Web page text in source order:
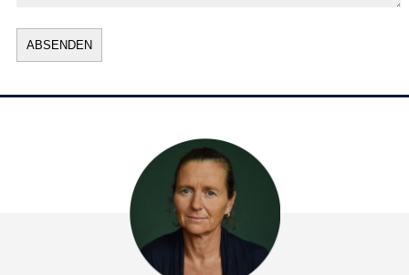
ABSENDEN
Voraussetzungen für eine Ehescheidung
Versorgungsausgleich
Eingetragene Lebenspartnerschaft
Trennungsunterhalt